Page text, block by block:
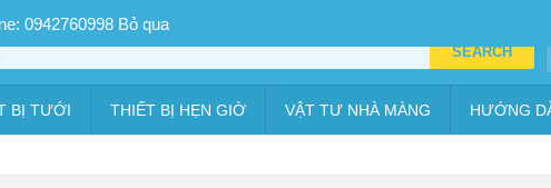
Bộ KIT tưới
BỊ TƯỚI THIẾT BỊ HẸN GIỜ VẬT TƯ NHÀ MÀNG HƯỚNG
0942760998 Bỏ qua